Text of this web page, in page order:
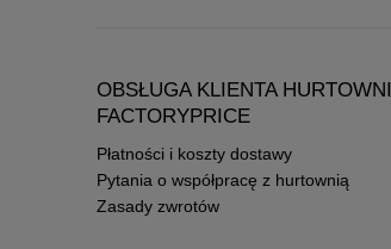
OBSŁUGA KLIENTA HURTOWNI
FACTORYPRICE
Płatności i koszty dostawy
Pytania o współpracę z hurtownią
Zasady zwrotów